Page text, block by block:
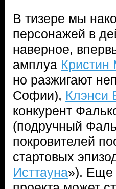
В тизере мы
персонажей в
наверное,
амплуа Кристин
но разжигают
Софии), Клэнси
конкурент
(подручный
покровителей
стартовых
Исттауна»). Еще